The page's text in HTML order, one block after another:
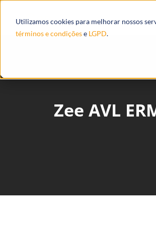
Utilizamos cookies para melhorar nossos
términos e condiçõese LGPD.
Produtos
Zee AVL